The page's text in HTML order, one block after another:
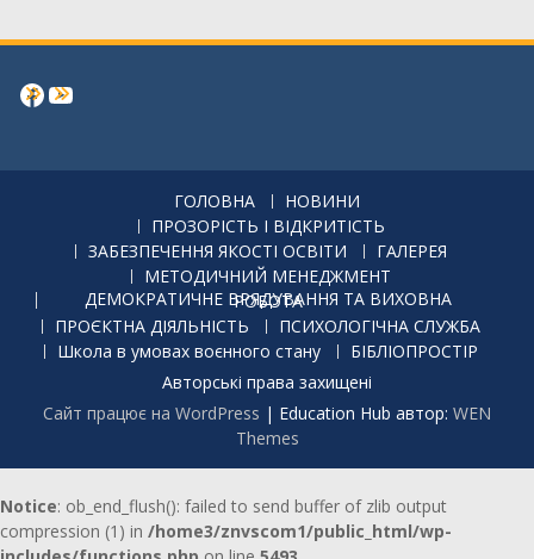
Facebook
https://www.youtube.com/channel/
ГОЛОВНА
НОВИНИ
ПРОЗОРІСТЬ І ВІДКРИТІСТЬ
ЗАБЕЗПЕЧЕННЯ ЯКОСТІ ОСВІТИ
ГАЛЕРЕЯ
МЕТОДИЧНИЙ МЕНЕДЖМЕНТ
ДЕМОКРАТИЧНЕ ВРЯДУВАННЯ ТА ВИХОВНА РОБОТА
ПРОЄКТНА ДІЯЛЬНІСТЬ
ПСИХОЛОГІЧНА СЛУЖБА
Школа в умовах воєнного стану
БІБЛІОПРОСТІР
Авторські права захищені
Сайт працює на WordPress | Education Hub автор: WEN
Themes
Notice: ob_end_flush(): failed to send buffer of zlib output
compression (1) in /home3/znvscom1/public_html/wp-